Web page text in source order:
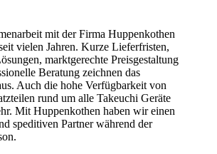
mit der Firma Huppenkothen
vielen Jahren. Kurze Lieferfristen,
marktgerechte Preisgestaltung
Beratung zeichnen das
Auch die hohe Verfügbarkeit von
rund um alle Takeuchi Geräte
Mit Huppenkothen haben wir einen
speditiven Partner während der